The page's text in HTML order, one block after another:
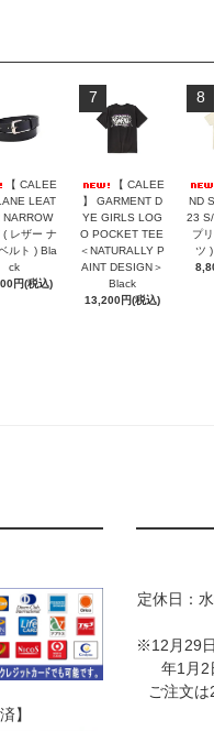
【 CALEE
LEAT
NARROW
( レザー ナ
ルト ) Bla
ck
円(税込)
7
【 CALEE
】 GARMENT D
YE GIRLS LOG
O POCKET TEE
＜NATURALLY P
AINT DESIGN＞
Black
13,200円(税込)
8
ND
23
プ
ツ
】
定休日：
※12月29
年1月2
ご注文は